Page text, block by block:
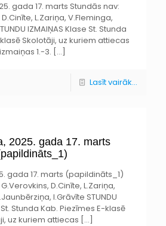
gada 17. marts Stundās nav:
L.Zariņa, V.Fleminga,
IZMAIŅAS Klase St. Stunda
Skolotāji, uz kuriem attiecas
izmaiņas 1.-3. […]
Lasīt vairāk...
2025. gada 17. marts
gada 17. marts (papildināts_1)
D.Cinīte, L.Zariņa,
I.Grāvīte STUNDU
Stunda Kab. Piezīmes E-klasē
uz kuriem attiecas […]